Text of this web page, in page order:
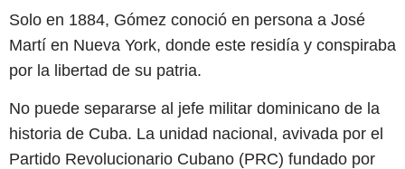
Solo en 1884, Gómez conoció en persona a José
Martí en Nueva York, donde este residía y conspiraba
por la libertad de su patria.
No puede separarse al jefe militar dominicano de la
historia de Cuba. La unidad nacional, avivada por el
Partido Revolucionario Cubano (PRC) fundado por